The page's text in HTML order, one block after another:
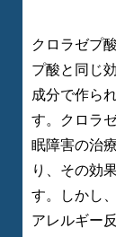
クロラゼプ
プ酸と同じ
成分で作ら
す。クロラ
眠障害の治
り、その効
す。しかし
アレルギー